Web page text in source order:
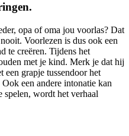
opa of oma jou voorlas? Dat
Voorlezen is dus ook een
te creëren. Tijdens het
met je kind. Merk je dat hij
grapje tussendoor het
een andere intonatie kan
spelen, wordt het verhaal